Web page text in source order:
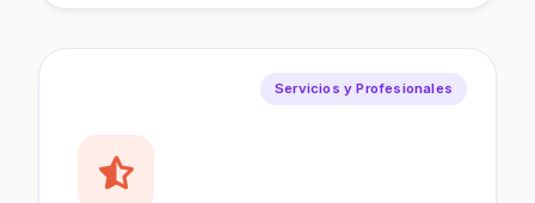
Servicios y Profesionales